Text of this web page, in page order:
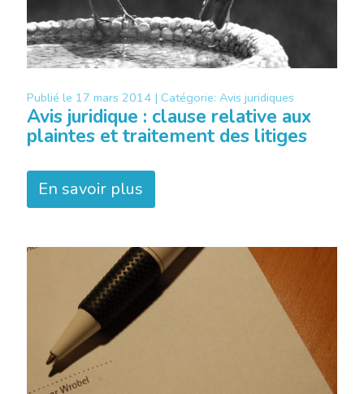
Publié le 17 mars 2014 | Catégorie: Avis juridiques
Avis juridique : clause relative aux
plaintes et traitement des litiges
En savoir plus